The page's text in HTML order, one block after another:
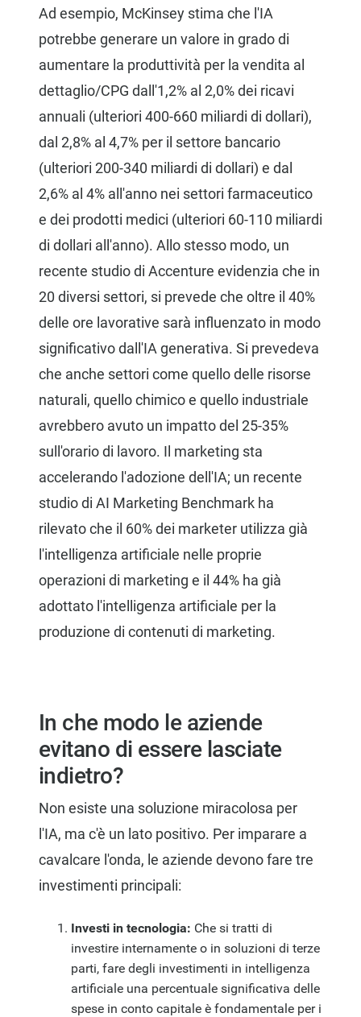
Ad esempio, McKinsey stima che l'IA
potrebbe generare un valore in grado di
aumentare la produttività per la vendita al
dettaglio/CPG dall'1,2% al 2,0% dei ricavi
annuali (ulteriori 400-660 miliardi di dollari),
dal 2,8% al 4,7% per il settore bancario
(ulteriori 200-340 miliardi di dollari) e dal
2,6% al 4% all'anno nei settori farmaceutico
e dei prodotti medici (ulteriori 60-110 miliardi
di dollari all'anno). Allo stesso modo, un
recente studio di Accenture evidenzia che in
20 diversi settori, si prevede che oltre il 40%
delle ore lavorative sarà influenzato in modo
significativo dall'IA generativa. Si prevedeva
che anche settori come quello delle risorse
naturali, quello chimico e quello industriale
avrebbero avuto un impatto del 25-35%
sull'orario di lavoro. Il marketing sta
accelerando l'adozione dell'IA; un recente
studio di AI Marketing Benchmark ha
rilevato che il 60% dei marketer utilizza già
l'intelligenza artificiale nelle proprie
operazioni di marketing e il 44% ha già
adottato l'intelligenza artificiale per la
produzione di contenuti di marketing.
In che modo le aziende
evitano di essere lasciate
indietro?
Non esiste una soluzione miracolosa per
l'IA, ma c'è un lato positivo. Per imparare a
cavalcare l'onda, le aziende devono fare tre
investimenti principali:
Investi in tecnologia: Che si tratti di
investire internamente o in soluzioni di terze
parti, fare degli investimenti in intelligenza
artificiale una percentuale significativa delle
spese in conto capitale è fondamentale per i